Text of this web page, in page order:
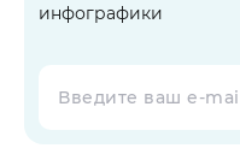
инфографики